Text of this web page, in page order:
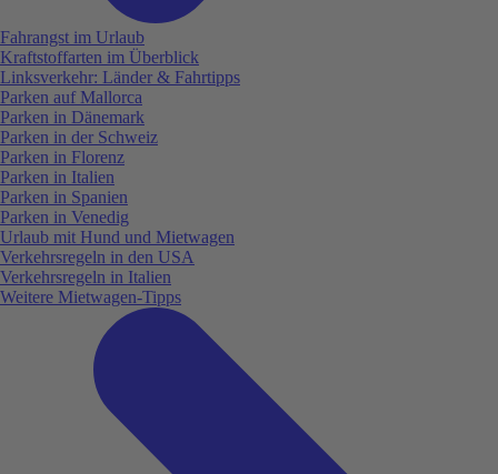
Fahrangst im Urlaub
Kraftstoffarten im Überblick
Linksverkehr: Länder & Fahrtipps
Parken auf Mallorca
Parken in Dänemark
Parken in der Schweiz
Parken in Florenz
Parken in Italien
Parken in Spanien
Parken in Venedig
Urlaub mit Hund und Mietwagen
Verkehrsregeln in den USA
Verkehrsregeln in Italien
Weitere Mietwagen-Tipps